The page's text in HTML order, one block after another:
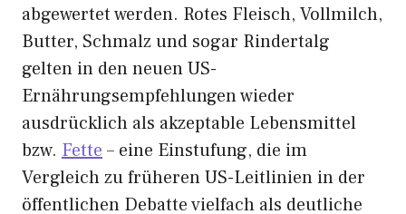
abgewertet werden. Rotes Fleisch, Vollmilch,
Butter, Schmalz und sogar Rindertalg
gelten in den neuen US-
Ernährungsempfehlungen wieder
ausdrücklich als akzeptable Lebensmittel
bzw. Fette – eine Einstufung, die im
Vergleich zu früheren US-Leitlinien in der
öffentlichen Debatte vielfach als deutliche